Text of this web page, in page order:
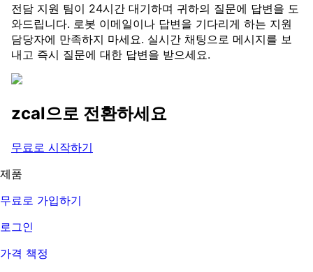
전담 지원 팀이 24시간 대기하며 귀하의 질문에 답변을 도
와드립니다. 로봇 이메일이나 답변을 기다리게 하는 지원
담당자에 만족하지 마세요. 실시간 채팅으로 메시지를 보
내고 즉시 질문에 대한 답변을 받으세요.
zcal으로 전환하세요
무료로 시작하기
제품
무료로 가입하기
로그인
가격 책정